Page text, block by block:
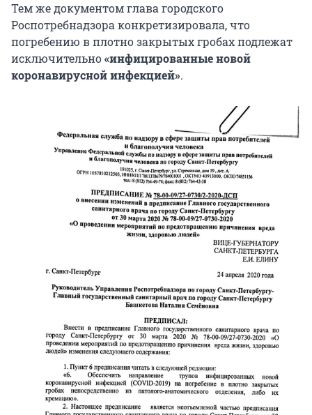
Тем же документом глава городского
Роспотребнадзора конкретизировала, что
погребению в плотно закрытых гробах подлежат
исключительно«инфицированные новой
коронавирусной инфекцией».